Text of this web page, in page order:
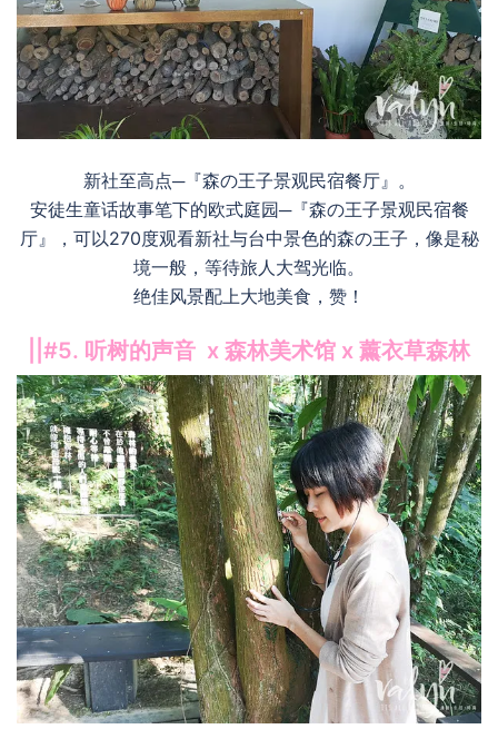
新社至高点─『森の王子景观民宿餐厅』。
安徒生童话故事笔下的欧式庭园─『森の王子景观民宿餐
厅』，可以270度观看新社与台中景色的森の王子，像是秘
境一般，等待旅人大驾光临。
绝佳风景配上大地美食，赞！
||#5. 听树的声音 x 森林美术馆 x 薰衣草森林